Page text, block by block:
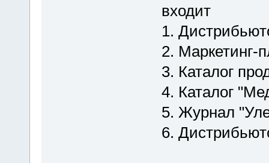
входит
1.
2. Маркетинг-
3. Каталог
4. Каталог
5. Журнал
6.